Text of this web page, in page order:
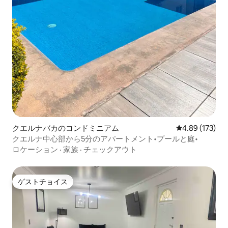
クエルナバカのコンドミニアム レビュー173
4.89 (173)
クエルナ中心部から5分のアパートメント•プールと庭•
ロケーション · 家族 · チェックアウト
ゲストチョイス
ゲストチョイス